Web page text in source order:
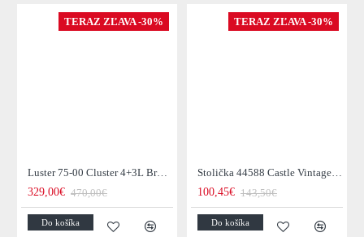
TERAZ ZĽAVA -30%
Luster 75-00 Cluster 4+3L Brown + Jantar Glass
329,00€ 470,00€
Do košíka
TERAZ ZĽAVA -30%
Stolička 44588 Castle Vintage Black
100,45€ 143,50€
Do košíka